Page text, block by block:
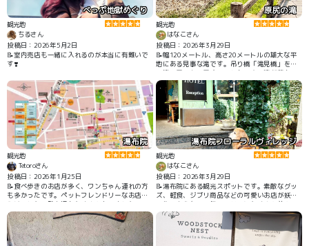
べっぷ地獄めぐり
観光地
ちるさん
投稿日：2026年5月2日
📝室内売店も一緒に入れるのが本当に有難いで
す❣️
原尻の滝
観光地
はなこさん
投稿日：2026年3月29日
📝幅120メートル、高さ20メートルの雄大な平
地にある見事な滝です。吊り橋「滝見橋」を渡
り滝の周りを一周することもでき、滝が落ちて
行く流れも、落ちた滝壺の水際にも行くことが
できます。すぐ近くの「道の駅原尻の滝」は、
滝が見えるテラス席でワンコ🆗です。
湯布院
観光地
Tetoroさん
投稿日：2026年1月25日
📝食べ歩きのお店が多く、ワンちゃん連れの方
も多かったです。ペットフレンドリーなお店だ
らけでした。駐車場もたくさんありました。
湯布院フローラルヴィレッジ
観光地
はなこさん
投稿日：2026年3月29日
📝湯布院にある観光スポットです。素敵なグッ
ズ、軽食、ジブリ商品などの可愛いお店が妖精
の街のような雰囲気のエリアにたくさん並んで
います。ミニ動物園もあって楽しかったです。
近くの通りにもいろいろなお店がたくさんあり
ます。「ゆふいんの犬屋敷」というすぐ近くの
お店はワンコグッズがたくさんあり、店内ワン